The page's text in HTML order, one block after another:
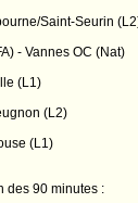
Saint-Seurin
- Vannes OC (Nat)
(L1)
(L2)
(L1)
des 90 minutes :